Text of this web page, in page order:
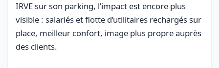
IRVE sur son parking, l’impact est encore plus
visible : salariés et flotte d’utilitaires rechargés sur
place, meilleur confort, image plus propre auprès
des clients.